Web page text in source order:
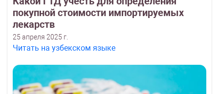
покупной стоимости импортируемых
лекарств
25 апреля 2025 г.
Читать на узбекском языке